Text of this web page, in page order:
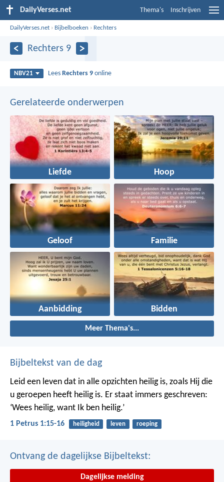
DailyVerses.net Thema's Inschrijven
DailyVerses.net › Bijbelboeken › Rechters
Rechters 9
NBV21 Lees Rechters 9 online
Gerelateerde onderwerpen
Liefde Hoop
Geloof Familie
Aanbidding Bidden
Meer Thema's...
Bijbeltekst van de dag
Leid een leven dat in alle opzichten heilig is, zoals Hij die
u geroepen heeft heilig is. Er staat immers geschreven:
‘Wees heilig, want Ik ben heilig.’
1 Petrus 1:15-16 heiligheid leven roeping
Ontvang de dagelijkse Bijbeltekst:
Dagelijkse melding